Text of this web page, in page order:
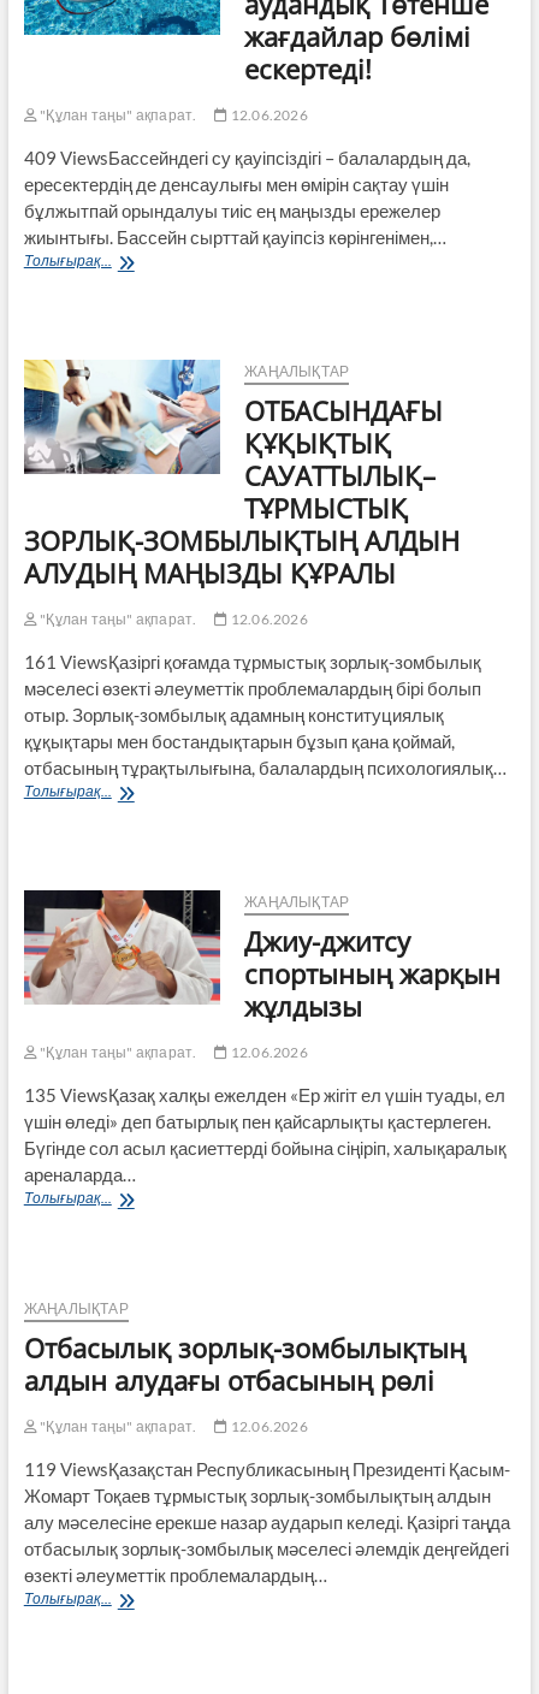
жағдайлар бөлімі
ескертеді!
"Құлан таңы" ақпарат. 12.06.2026
409 ViewsБассейндегі су қауіпсіздігі – балалардың да,
ересектердің де денсаулығы мен өмірін сақтау үшін
бұлжытпай орындалуы тиіс ең маңызды ережелер
жиынтығы. Бассейн сырттай қауіпсіз көрінгенімен,…
Толығырақ...
Т.
ескертеді!
ЖАҢАЛЫҚТАР
ОТБАСЫНДАҒЫ
ҚҰҚЫҚТЫҚ
САУАТТЫЛЫҚ–
ТҰРМЫСТЫҚ
ЗОРЛЫҚ-ЗОМБЫЛЫҚТЫҢ АЛДЫН
АЛУДЫҢ МАҢЫЗДЫ ҚҰРАЛЫ
"Құлан таңы" ақпарат. 12.06.2026
161 ViewsҚазіргі қоғамда тұрмыстық зорлық-зомбылық
мәселесі өзекті әлеуметтік проблемалардың бірі болып
отыр. Зорлық-зомбылық адамның конституциялық
құқықтары мен бостандықтарын бұзып қана қоймай,
отбасының тұрақтылығына, балалардың психологиялық…
Толығырақ...
ОТБАСЫНДАҒЫ
ЗОМБЫЛЫҚТЫҢ
АЛДЫН
АЛУДЫҢ
МАҢЫЗДЫ
ҚҰРАЛЫ
ЖАҢАЛЫҚТАР
Джиу-джитсу
спортының жарқын
жұлдызы
"Құлан таңы" ақпарат. 12.06.2026
135 ViewsҚазақ халқы ежелден «Ер жігіт ел үшін туады, ел
үшін өледі» деп батырлық пен қайсарлықты қастерлеген.
Бүгінде сол асыл қасиеттерді бойына сіңіріп, халықаралық
ареналарда…
Толығырақ...
Джиу-
ЖАҢАЛЫҚТАР
Отбасылық зорлық-зомбылықтың
алдын алудағы отбасының рөлі
"Құлан таңы" ақпарат. 12.06.2026
119 ViewsҚазақстан Республикасының Президенті Қасым-
Жомарт Тоқаев тұрмыстық зорлық-зомбылықтың алдын
алу мәселесіне ерекше назар аударып келеді. Қазіргі таңда
отбасылық зорлық-зомбылық мәселесі әлемдік деңгейдегі
өзекті әлеуметтік проблемалардың…
Толығырақ...
Отбасылық